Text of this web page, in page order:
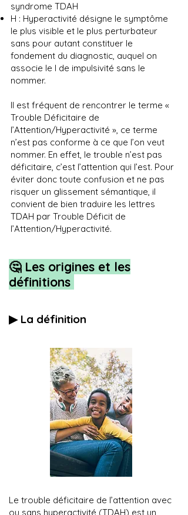
syndrome TDAH
H : Hyperactivité désigne le symptôme
le plus visible et le plus perturbateur
sans pour autant constituer le
fondement du diagnostic, auquel on
associe le I de impulsivité sans le
nommer.
Il est fréquent de rencontrer le terme «
Trouble Déficitaire de
l’Attention/Hyperactivité », ce terme
n’est pas conforme à ce que l’on veut
nommer. En effet, le trouble n’est pas
déficitaire, c’est l’attention qui l’est. Pour
éviter donc toute confusion et ne pas
risquer un glissement sémantique, il
convient de bien traduire les lettres
TDAH par Trouble Déficit de
l’Attention/Hyperactivité.
🤔 Les origines et les
définitions
▶︎ La définition
Le trouble déficitaire de l’attention avec
ou sans hyperactivité (TDAH) est un